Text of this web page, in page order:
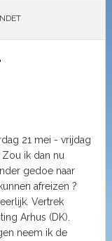
21 mei - vrijdag
ik dan nu
gedoe naar
afreizen ?
Vertrek
Arhus (DK).
neem ik de